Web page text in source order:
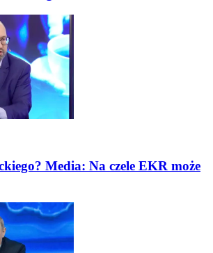
Media: Na czele EKR może